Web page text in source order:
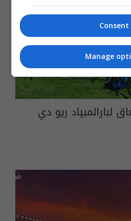
ريو دي
Consent
Manage